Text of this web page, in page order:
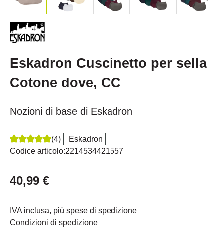
Eskadron Cuscinetto per sella
Cotone dove, CC
Nozioni di base di Eskadron
Recensione media di 5 su 5 stelle
(4)
Eskadron
Codice articolo:2214534421557
40,99 €
IVA inclusa, più spese di spedizione
Condizioni di spedizione